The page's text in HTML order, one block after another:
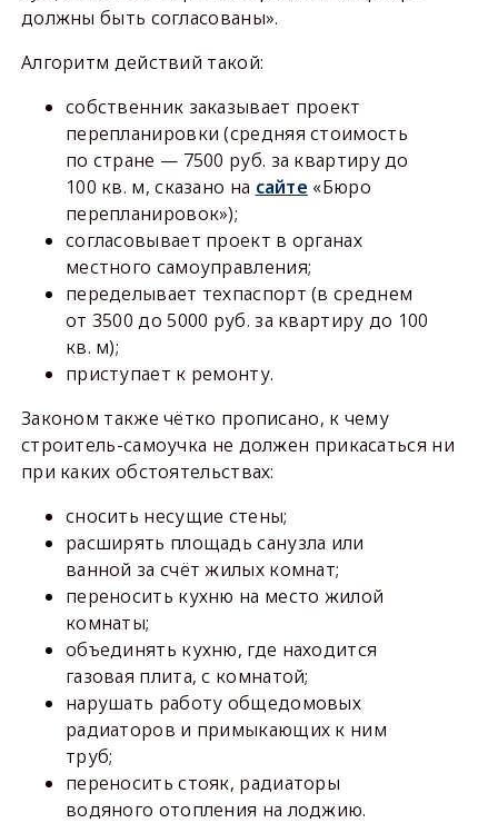
должны быть согласованы».
Алгоритм действий такой:
собственник заказывает проект
перепланировки (средняя стоимость
по стране — 7500 руб. за квартиру до
100 кв. м, сказано на сайте «Бюро
перепланировок»);
согласовывает проект в органах
местного самоуправления;
переделывает техпаспорт (в среднем
от 3500 до 5000 руб. за квартиру до 100
кв. м);
приступает к ремонту.
Законом также чётко прописано, к чему
строитель-самоучка не должен прикасаться ни
при каких обстоятельствах:
сносить несущие стены;
расширять площадь санузла или
ванной за счёт жилых комнат;
переносить кухню на место жилой
комнаты;
объединять кухню, где находится
газовая плита, с комнатой;
нарушать работу общедомовых
радиаторов и примыкающих к ним
труб;
переносить стояк, радиаторы
водяного отопления на лоджию.